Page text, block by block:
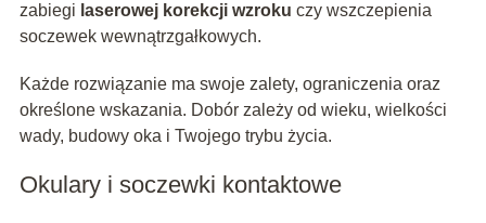
zabiegi laserowej korekcji wzroku czy wszczepienia
soczewek wewnątrzgałkowych.
Każde rozwiązanie ma swoje zalety, ograniczenia oraz
określone wskazania. Dobór zależy od wieku, wielkości
wady, budowy oka i Twojego trybu życia.
Okulary i soczewki kontaktowe